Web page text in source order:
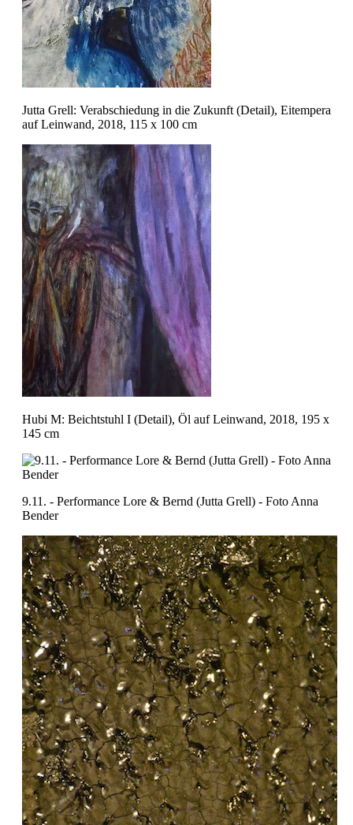
Jutta Grell: Verabschiedung in die Zukunft (Detail), Eitempera
auf Leinwand, 2018, 115 x 100 cm
Hubi M: Beichtstuhl I (Detail), Öl auf Leinwand, 2018, 195 x
145 cm
9.11. - Performance Lore & Bernd (Jutta Grell) - Foto Anna
Bender